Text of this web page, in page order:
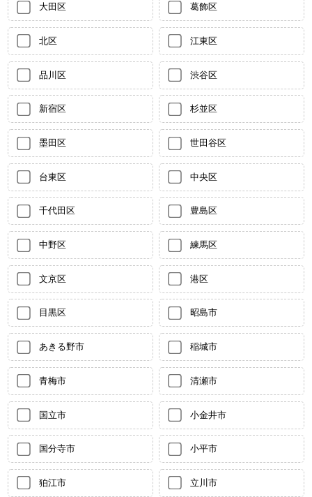
大田区 葛飾区
北区 江東区
品川区 渋谷区
新宿区 杉並区
墨田区 世田谷区
台東区 中央区
千代田区 豊島区
中野区 練馬区
文京区 港区
目黒区 昭島市
あきる野市 稲城市
青梅市 清瀬市
国立市 小金井市
国分寺市 小平市
狛江市 立川市